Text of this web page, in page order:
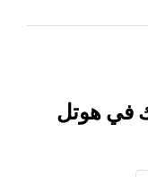
في هوتل